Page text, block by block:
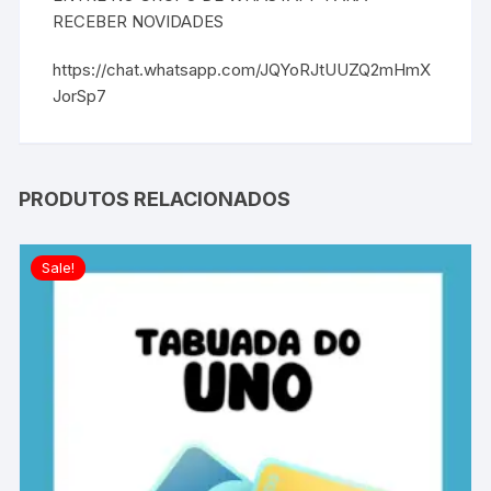
RECEBER NOVIDADES
https://chat.whatsapp.com/JQYoRJtUUZQ2mHmX
JorSp7
PRODUTOS RELACIONADOS
Sale!